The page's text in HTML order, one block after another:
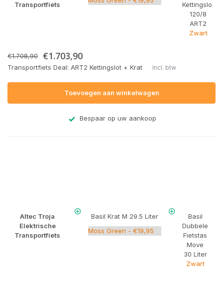
Transportfiets
Kettingslot
120/8
ART2
Zwart
€1.708,90 €1.703,90
Transportfiets Deal: ART2 Kettingslot + Krat Incl. btw
Toevoegen aan winkelwagen
Bespaar op uw aankoop
Altec Troja
Elektrische
Transportfiets
Basil Krat M 29.5 Liter
Basil
Dubbele
Fietstas
Move
30 Liter
Zwart